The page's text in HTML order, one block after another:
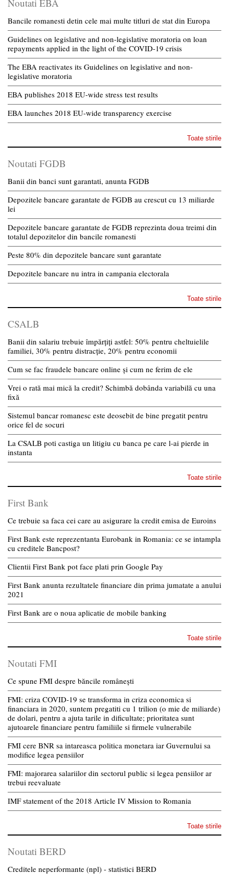
Noutati EBA
Bancile romanesti detin cele mai multe titluri de stat din Europa
Guidelines on legislative and non-legislative moratoria on loan
repayments applied in the light of the COVID-19 crisis
The EBA reactivates its Guidelines on legislative and non-
legislative moratoria
EBA publishes 2018 EU-wide stress test results
EBA launches 2018 EU-wide transparency exercise
Toate stirile
Noutati FGDB
Banii din banci sunt garantati, anunta FGDB
Depozitele bancare garantate de FGDB au crescut cu 13 miliarde
lei
Depozitele bancare garantate de FGDB reprezinta doua treimi din
totalul depozitelor din bancile romanesti
Peste 80% din depozitele bancare sunt garantate
Depozitele bancare nu intra in campania electorala
Toate stirile
CSALB
Banii din salariu trebuie împărțiți astfel: 50% pentru cheltuielile
familiei, 30% pentru distracție, 20% pentru economii
Cum se fac fraudele bancare online și cum ne ferim de ele
Vrei o rată mai mică la credit? Schimbă dobânda variabilă cu una
fixă
Sistemul bancar romanesc este deosebit de bine pregatit pentru
orice fel de socuri
La CSALB poti castiga un litigiu cu banca pe care l-ai pierde in
instanta
Toate stirile
First Bank
Ce trebuie sa faca cei care au asigurare la credit emisa de Euroins
First Bank este reprezentanta Eurobank in Romania: ce se intampla
cu creditele Bancpost?
Clientii First Bank pot face plati prin Google Pay
First Bank anunta rezultatele financiare din prima jumatate a anului
2021
First Bank are o noua aplicatie de mobile banking
Toate stirile
Noutati FMI
Ce spune FMI despre băncile românești
FMI: criza COVID-19 se transforma in criza economica si
financiara in 2020, suntem pregatiti cu 1 trilion (o mie de miliarde)
de dolari, pentru a ajuta tarile in dificultate; prioritatea sunt
ajutoarele financiare pentru familiile si firmele vulnerabile
FMI cere BNR sa intareasca politica monetara iar Guvernului sa
modifice legea pensiilor
FMI: majorarea salariilor din sectorul public si legea pensiilor ar
trebui reevaluate
IMF statement of the 2018 Article IV Mission to Romania
Toate stirile
Noutati BERD
Creditele neperformante (npl) - statistici BERD